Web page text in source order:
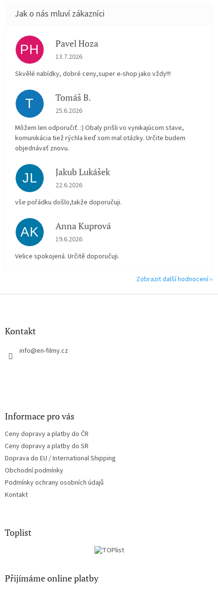
PH Pavel Hoza
Hodnocení obchodu je 5 z 5 hvězdiček.
13.7.2026
Skvělé nabídky, dobré ceny,super e-shop jako vždy!!!
T Tomáš B.
Hodnocení obchodu je 5 z 5 hvězdiček.
25.6.2026
Môžem len odporučiť. :) Obaly prišli vo vynikajúcom stave,
komunikácia tiež rýchla keď som mal otázky. Určite budem
objednávať znovu.
JL Jakub Lukášek
Hodnocení obchodu je 5 z 5 hvězdiček.
22.6.2026
vše pořádku došlo,takže doporučuji.
AK Anna Kuprová
Hodnocení obchodu je 5 z 5 hvězdiček.
19.6.2026
Velice spokojená. Určitě doporučuji.
Zobrazit další hodnocení
Z
Kontakt
info@en-filmy.cz
Informace pro vás
Ceny dopravy a platby do ČR
Ceny dopravy a platby do SR
Doprava do EU / International Shipping
Obchodní podmínky
Podmínky ochrany osobních údajů
Kontakt
Toplist
Přijímáme online platby